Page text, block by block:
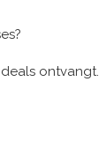
ontvangt.